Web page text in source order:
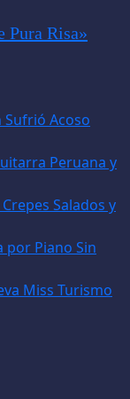
Pura Risa»
Sufrió Acoso
Peruana y
Salados y
por Piano Sin
Miss Turismo